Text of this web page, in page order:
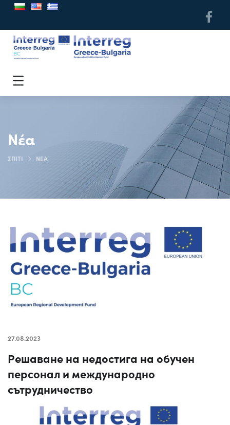
Νέα
ΣΠΊΤΙ ΝΈΑ
27.08.2023
Решаване на недостига на обучен
персонал и международно
сътрудничество